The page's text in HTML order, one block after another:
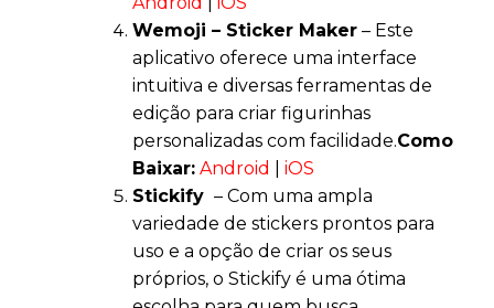
Wemoji – Sticker Maker – Este
aplicativo oferece uma interface
intuitiva e diversas ferramentas de
edição para criar figurinhas
personalizadas com facilidade.Como
Baixar: Android
iOS
Stickify – Com uma ampla
variedade de stickers prontos para
uso e a opção de criar os seus
próprios, o Stickify é uma ótima